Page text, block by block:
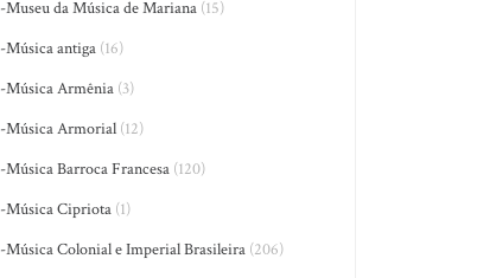
-Museu da Música de Mariana (15)
-Música antiga (16)
-Música Armênia (3)
-Música Armorial (12)
-Música Barroca Francesa (120)
-Música Cipriota (1)
-Música Colonial e Imperial Brasileira (206)